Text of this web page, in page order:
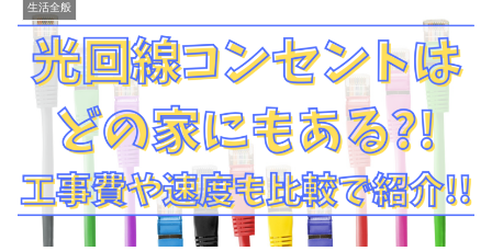
生活全般